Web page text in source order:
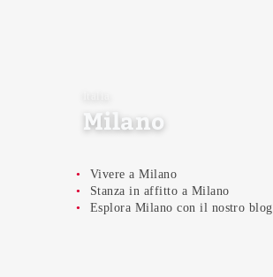
Milano
Vivere a Milano
Stanza in affitto a Milano
Esplora Milano con il nostro blog